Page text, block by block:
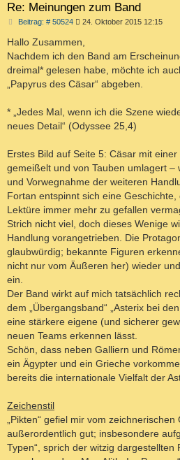
Re: Meinungen zum Band
Beitrag: # 50524B
i
t
r
g
24. Oktober 2015 12:15
Hallo Zusammen,
Nachdem ich den Band am
dreimal* gelesen habe, möchte ich
„Papyrus des Cäsar“ abgeben.
* „Jedes Mal, wenn ich die Szene
neues Detail“ (Odyssee 25,4)
Erstes Bild auf Seite 5: Cäsar mit
gemeißelt und von Tauben umlagert –
und Vorwegnahme der weiteren
Fortan entspinnt sich eine
Lektüre immer mehr zu gefallen
Strich nicht viel, doch dieses Wenige
Handlung vorangetrieben. Die
glaubwürdig; bekannte Figuren
nicht nur vom Äußeren her) wieder
ein.
Der Band wirkt auf mich tatsächlich
dem „Übergangsband“ „Asterix bei
eine stärkere eigene (und sicherer
neuen Teams erkennen lässt.
Schön, dass neben Galliern und
ein Ägypter und ein Grieche
bereits die internationale Vielfalt der
Zeichenstil
„Pikten“ gefiel mir vom
außerordentlich gut; insbesondere
Typen“, sprich der witzig dargestellten